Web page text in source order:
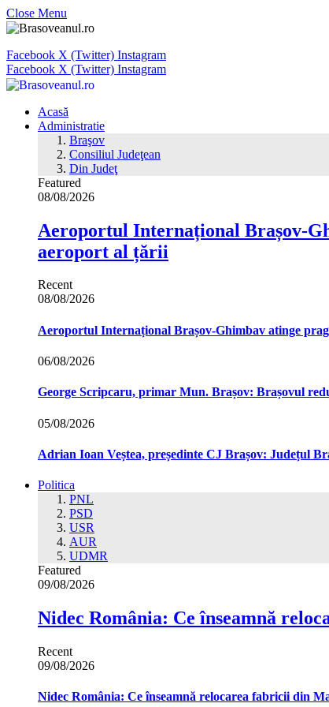
Close Menu
Facebook X (Twitter) Instagram
Facebook X (Twitter) Instagram
Acasă
Administratie
Braşov
Consiliul Judeţean
Din Judeţ
Featured
08/08/2026
Aeroportul Internațional
aeroport al țării
Recent
08/08/2026
Aeroportul Internațional Brașov‑Ghimbav atinge
06/08/2026
George Scripcaru, primar Mun. Brașov: Brașovul
05/08/2026
Adrian Ioan Veștea, președinte CJ Brașov: Județul
Politica
PNL
PSD
USR
AUR
UDMR
Featured
09/08/2026
Nidec România: Ce înseamnă
Recent
09/08/2026
Nidec România: Ce înseamnă relocarea fabricii din